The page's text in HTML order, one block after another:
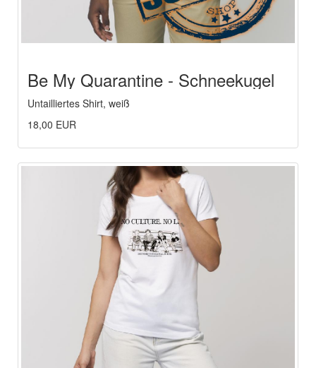
Be My Quarantine - Schneekugel
Untailliertes Shirt, weiß
18,00 EUR